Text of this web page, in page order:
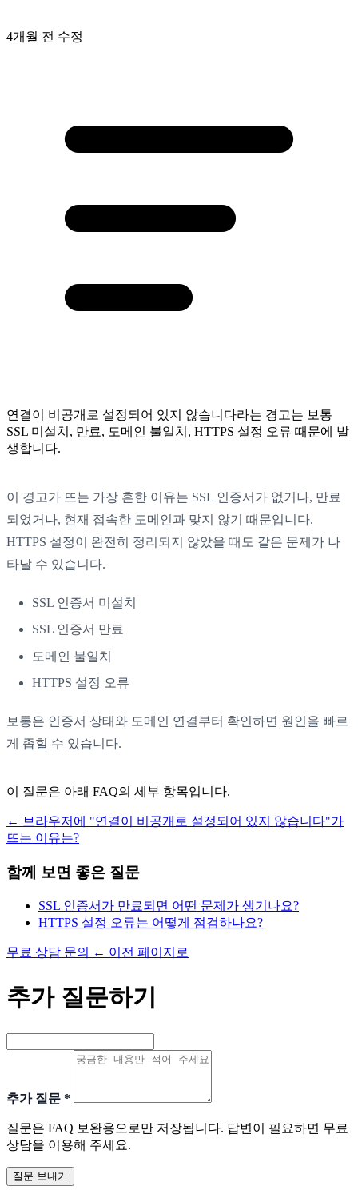
4개월 전 수정
연결이 비공개로 설정되어 있지 않습니다라는 경고는 보통
SSL 미설치, 만료, 도메인 불일치, HTTPS 설정 오류 때문에 발
생합니다.
이 경고가 뜨는 가장 흔한 이유는 SSL 인증서가 없거나, 만료
되었거나, 현재 접속한 도메인과 맞지 않기 때문입니다.
HTTPS 설정이 완전히 정리되지 않았을 때도 같은 문제가 나
타날 수 있습니다.
SSL 인증서 미설치
SSL 인증서 만료
도메인 불일치
HTTPS 설정 오류
보통은 인증서 상태와 도메인 연결부터 확인하면 원인을 빠르
게 좁힐 수 있습니다.
이 질문은 아래 FAQ의 세부 항목입니다.
← 브라우저에 "연결이 비공개로 설정되어 있지 않습니다"가
뜨는 이유는?
함께 보면 좋은 질문
SSL 인증서가 만료되면 어떤 문제가 생기나요?
HTTPS 설정 오류는 어떻게 점검하나요?
무료 상담 문의 ← 이전 페이지로
추가 질문하기
추가 질문 *
질문은 FAQ 보완용으로만 저장됩니다. 답변이 필요하면 무료
상담을 이용해 주세요.
질문 보내기